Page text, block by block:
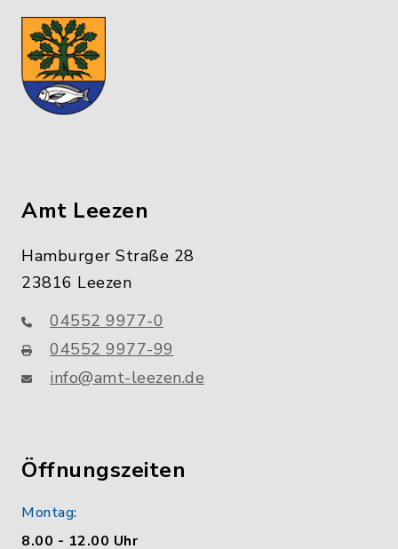
Amt Leezen
Hamburger Straße 28
23816 Leezen
04552 9977-0
04552 9977-99
info@amt-leezen.de
Öffnungszeiten
Montag:
8.00 - 12.00 Uhr